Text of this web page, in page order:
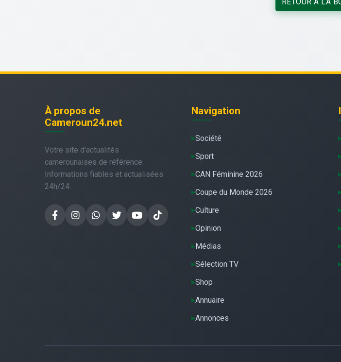
À propos de
Cameroun24.net
Votre site d'actualités
camerounaises de référence.
Informations fiables et actualisées
24h/24.
Navigation
Société
Sport
CAN Féminine 2026
Coupe du Monde 2026
Culture
Opinion
Médias
Sélection TV
Shop
Annuaire
Annonces